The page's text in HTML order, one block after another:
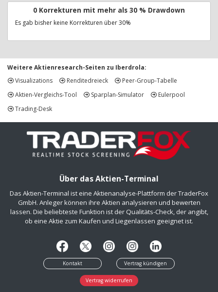
0 Korrekturen mit mehr als 30 % Drawdown
Es gab bisher keine Korrekturen über 30%
Weitere Aktienresearch-Seiten zu Iberdrola:
Visualizations
Renditedreieck
Peer-Group-Tabelle
Aktien-Vergleichs-Tool
Sparplan-Simulator
Eulerpool
Trading-Desk
Über das Aktien-Terminal
Das Aktien-Terminal ist eine Aktienanalyse-Plattform der TraderFox
GmbH. Anleger können ihre Aktien analysieren und bewerten
lassen. Die beliebteste Funktion ist der Qualitäts-Check, der angibt,
ob eine Aktie zum Kaufen und Liegenlassen geeignet ist.
Kontakt Vertrag kündigen
Vertrag widerrufen